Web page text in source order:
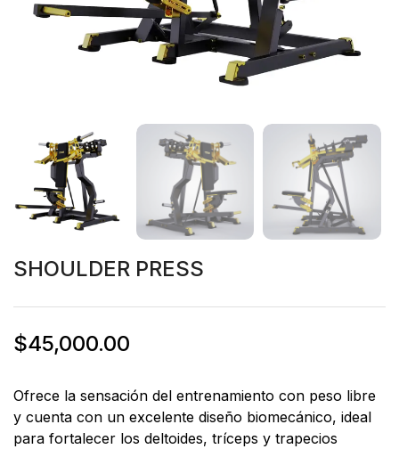
SHOULDER PRESS
$45,000.00
Ofrece la sensación del entrenamiento con peso libre
y cuenta con un excelente diseño biomecánico, ideal
para fortalecer los deltoides, tríceps y trapecios